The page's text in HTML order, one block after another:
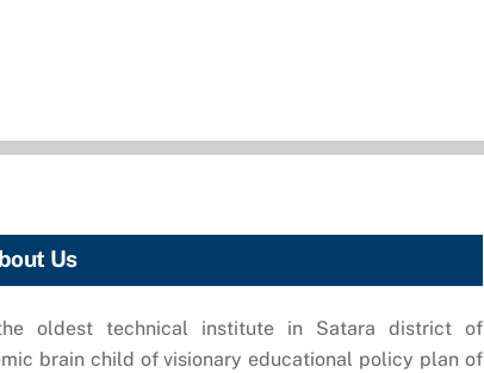
Us
oldest technical institute in Satara district of
brain child of visionary educational policy plan of